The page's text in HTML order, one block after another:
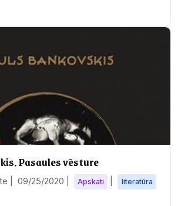
Pasaules vēsture
| 09/25/2020 Apskati
literatūra